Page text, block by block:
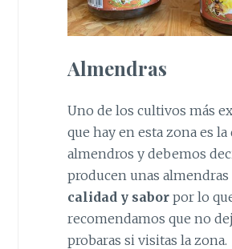
Almendras
Uno de los cultivos más
que hay en esta zona es la
almendros y debemos
producen unas almendras
calidad y saborpor lo
recomendamos que no
probaras si visitas la zona.